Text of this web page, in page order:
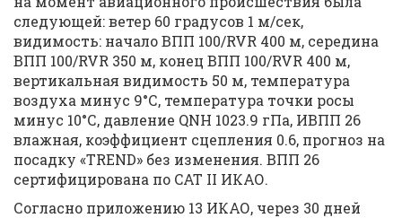
следующей: ветер 60 градусов 1 м/сек,
видимость: начало ВПП 100/RVR 400 м, середина
ВПП 100/RVR 350 м, конец ВПП 100/RVR 400 м,
вертикальная видимость 50 м, температура
воздуха минус 9°С, температура точки росы
минус 10°С, давление QNH 1023.9 гПа, ИВПП 26
влажная, коэффициент сцепления 0.6, прогноз на
посадку «TREND» без изменения. ВПП 26
сертифицирована по CAT II ИКАО.
Согласно приложению 13 ИКАО, через 30 дней